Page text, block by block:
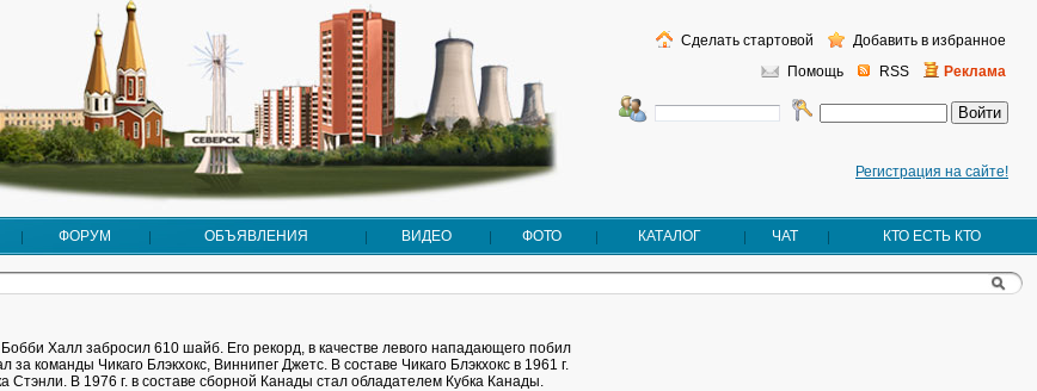
Регистрация на сайте!
Помощь RSS Реклама
Сделать стартовой Добавить в избранное
ФОРУМ ОБЪЯВЛЕНИЯ ВИДЕО ФОТО КАТАЛОГ ЧАТ КТО ЕСТЬ КТО
Халл забросил 610 шайб. Его рекорд, в качестве левого нападающего побил
за команды Чикаго Блэкхокс, Виннипег Джетс. В составе Чикаго Блэкхокс в 1961 г.
Стэнли. В 1976 г. в составе сборной Канады стал обладателем Кубка Канады.